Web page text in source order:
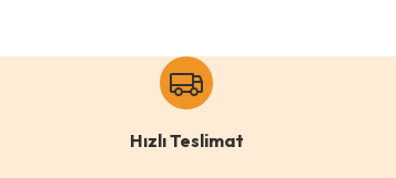
Hızlı Teslimat